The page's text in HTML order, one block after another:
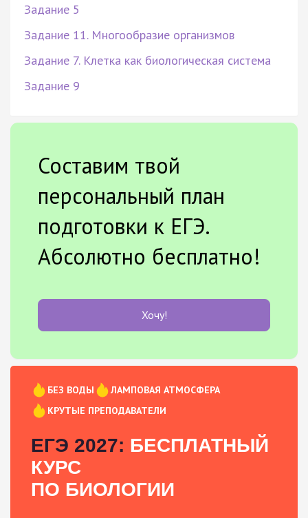
Задание 5
Задание 11. Многообразие организмов
Задание 7. Клетка как биологическая система
Задание 9
Составим твой
персональный план
подготовки к ЕГЭ.
Абсолютно бесплатно!
Хочу!
БЕЗ ВОДЫ
ЛАМПОВАЯ АТМОСФЕРА
КРУТЫЕ ПРЕПОДАВАТЕЛИ
ЕГЭ 2027: БЕСПЛАТНЫЙ
КУРС
ПО БИОЛОГИИ